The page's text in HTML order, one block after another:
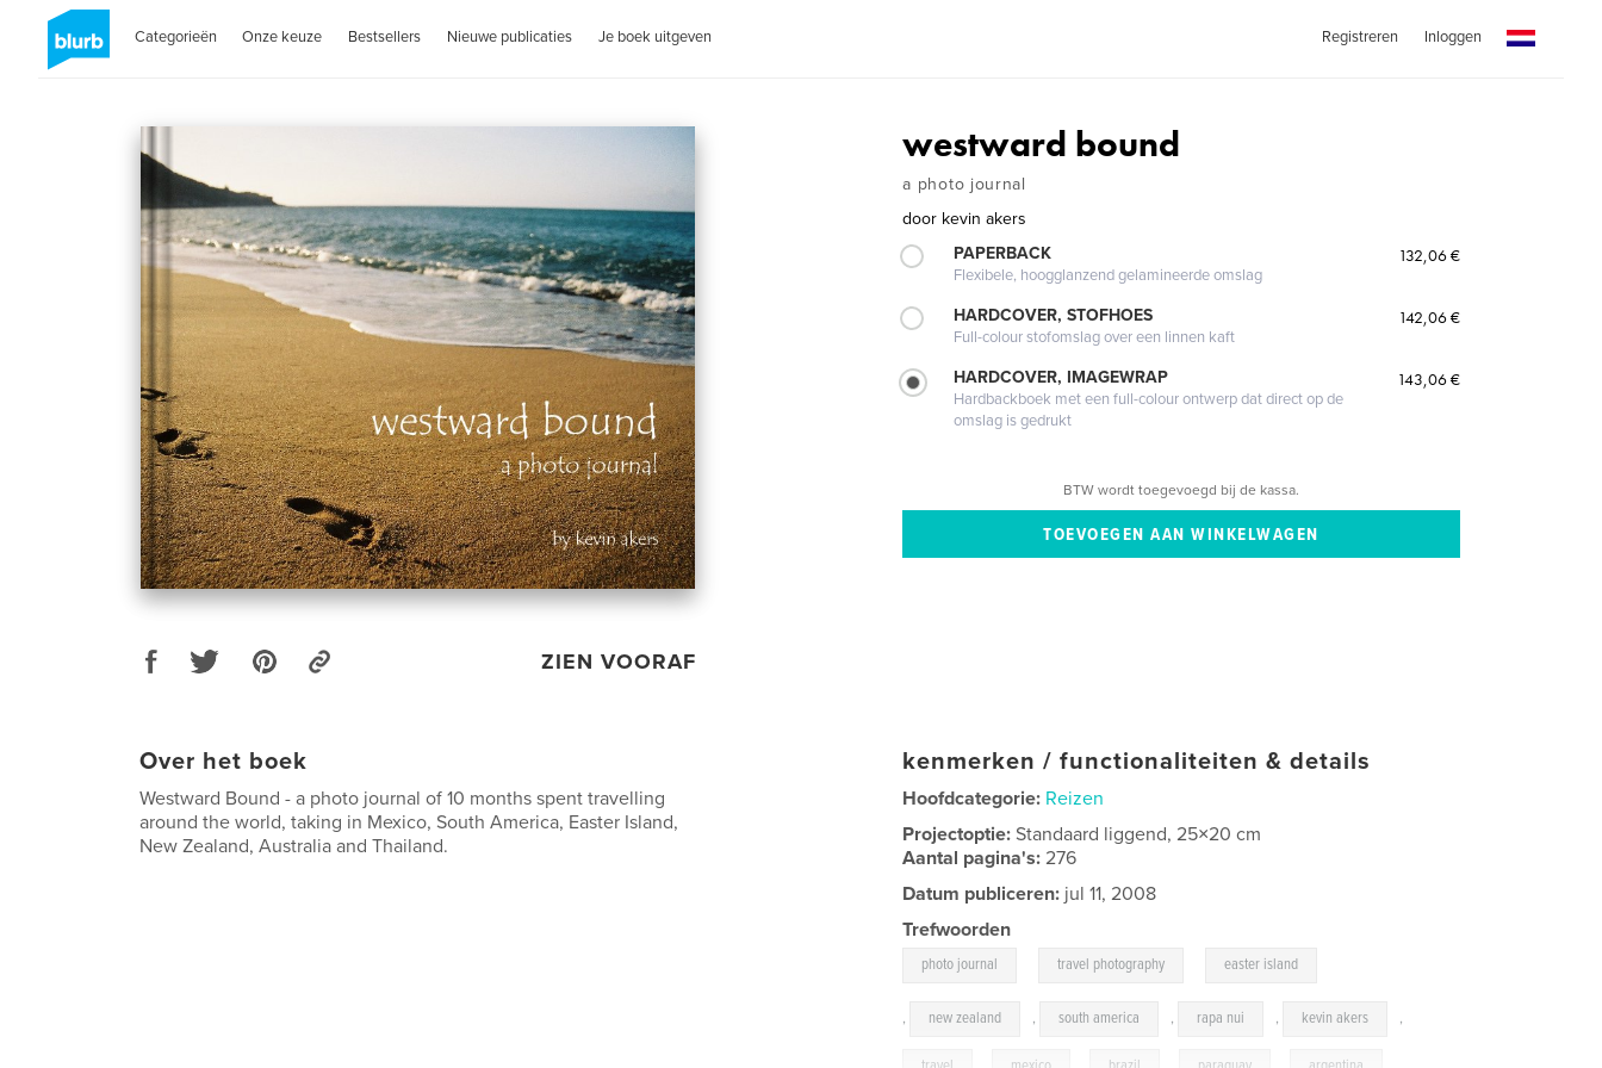
Categorieën Onze keuze Bestsellers Nieuwe publicaties Je boek uitgeven Registreren Inloggen
ZIEN VOORAF
westward bound
a photo journal
door kevin akers
PAPERBACK
Flexibele, hoogglanzend gelamineerde omslag
132,06 €
HARDCOVER, STOFHOES
Full-colour stofomslag over een linnen kaft
142,06 €
HARDCOVER, IMAGEWRAP
Hardbackboek met een full-colour ontwerp dat direct op de
omslag is gedrukt
143,06 €
BTW wordt toegevoegd bij de kassa.
Over het boek
Westward Bound - a photo journal of 10 months spent travelling
around the world, taking in Mexico, South America, Easter Island,
New Zealand, Australia and Thailand.
kenmerken / functionaliteiten & details
Hoofdcategorie: Reizen
Projectoptie:Standaard liggend, 25×20 cm
Aantal pagina's:276
Datum publiceren: jul 11, 2008
Trefwoorden
photo journal travel photography easter island
, new zealand , south america , rapa nui , kevin akers ,